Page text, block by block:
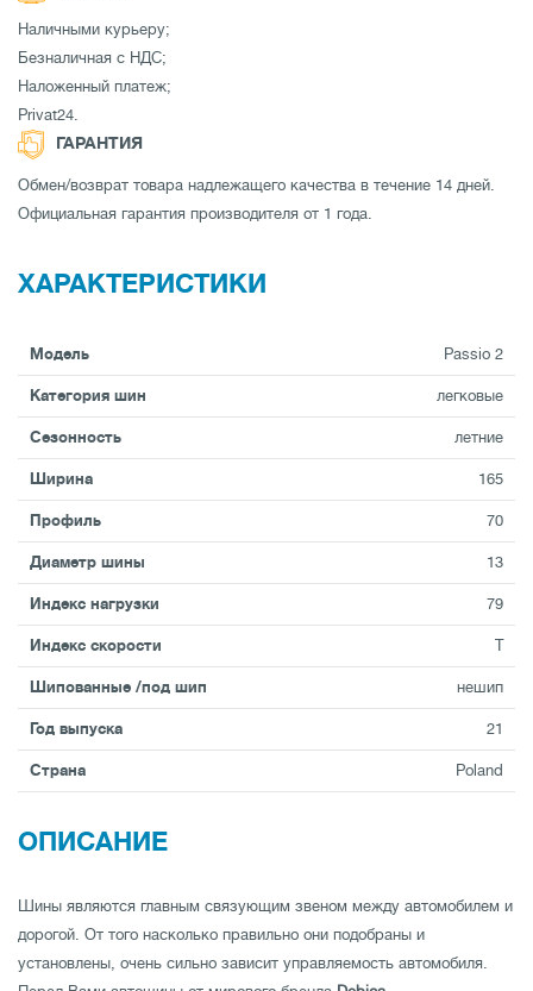
Наличными курьеру;
Безналичная с НДС;
Наложенный платеж;
Privat24.
ГАРАНТИЯ
Обмен/возврат товара надлежащего качества в течение 14 дней.
Официальная гарантия производителя от 1 года.
ХАРАКТЕРИСТИКИ
Модель Passio 2
Категория шин легковые
Сезонность летние
Ширина 165
Профиль 70
Диаметр шины 13
Индекс нагрузки 79
Индекс скорости T
Шипованные /под шип нешип
Год выпуска 21
Страна Poland
ОПИСАНИЕ
Шины являются главным связующим звеном между автомобилем и
дорогой. От того насколько правильно они подобраны и
установлены, очень сильно зависит управляемость автомобиля.